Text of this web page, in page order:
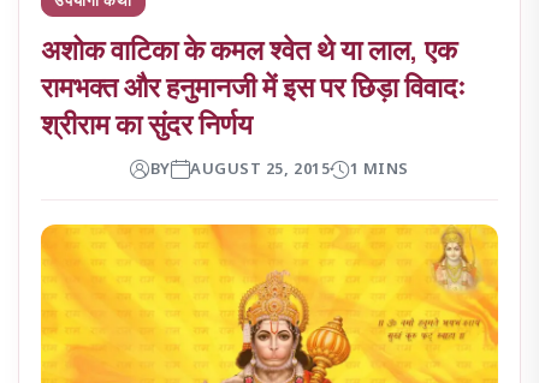
अशोक वाटिका के कमल श्वेत थे या लाल, एक
रामभक्त और हनुमानजी में इस पर छिड़ा विवादः
श्रीराम का सुंदर निर्णय
BY AUGUST 25, 2015 1 MINS